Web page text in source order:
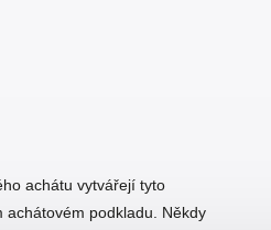
achátu vytvářejí tyto
podkladu. Někdy